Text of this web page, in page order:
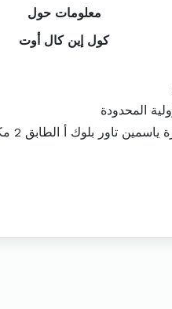
معلومات حول
كول إين كال أوت
المحدودة
أ الطابق 2 مكتب أ2-5 المركز العمراني الشمالي المنزه